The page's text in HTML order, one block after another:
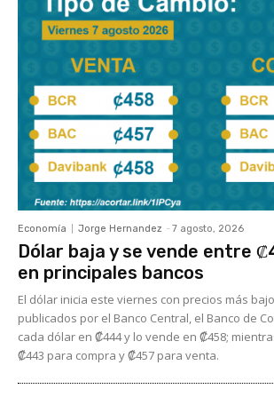
Economía Jorge Hernandez - 7 agosto, 2026
Dólar baja y se vende entre
en principales bancos
El dólar inicia este viernes con precios más
publicados por el Banco Central, el Banco de
cada dólar en ₡444 y lo vende en ₡458;
₡443 para compra y ₡457 para venta.